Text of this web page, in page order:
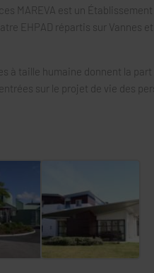
MAREVA est un
EHPAD répartis sur Vannes
à taille humaine donnent la part
sur le projet de vie des